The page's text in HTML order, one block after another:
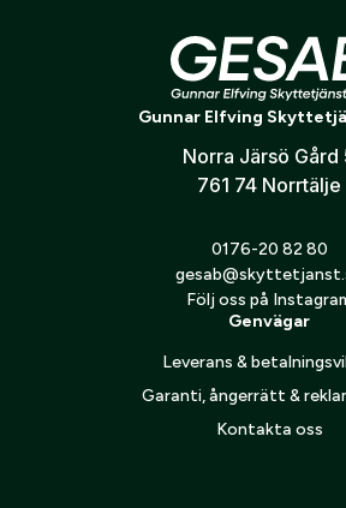
Steg 3: Stoppa in mässingvikten i
emot den i vid mynningen. Dra sedan
Pipan är nu rengjord, borstad,
ett drag. Enkelt!
personuppgiftspolicy.
Gunnar Elfving
Norra Järsö Gård
761 74 Norrtälje
0176-20 82 80
Följ oss på
Genvägar
Leverans &
Garanti, ångerrätt &
Kontakta oss